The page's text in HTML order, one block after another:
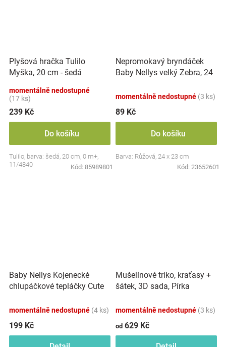
Plyšová hračka Tulilo
Myška, 20 cm - šedá
momentálně nedostupné
(17 ks)
239 Kč
Do košíku
Tulilo, barva: šedá, 20 cm, 0 m+,
11/4840
Kód: 85989801
Nepromokavý bryndáček
Baby Nellys velký Zebra, 24
momentálně nedostupné (3 ks)
89 Kč
Do košíku
Barva: Růžová, 24 x 23 cm
Kód: 23652601
Baby Nellys Kojenecké
chlupáčkové tepláčky Cute
momentálně nedostupné (4 ks)
199 Kč
Mušelínové triko, kraťasy +
šátek, 3D sada, Pírka
momentálně nedostupné (3 ks)
od 629 Kč